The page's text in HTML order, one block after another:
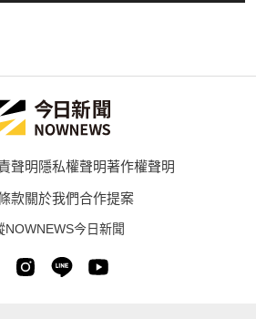
聲明隱私權聲明著作權聲明
款關於我們合作提案
NOWNEWS今日新聞